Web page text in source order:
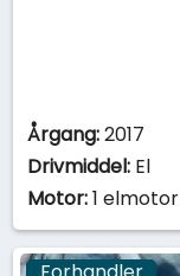
Årgang:2017
Drivmiddel: El
Motor:1 elmotor